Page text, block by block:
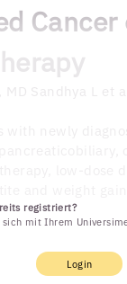
Cancer
registriert?
sich mit Ihrem
Login